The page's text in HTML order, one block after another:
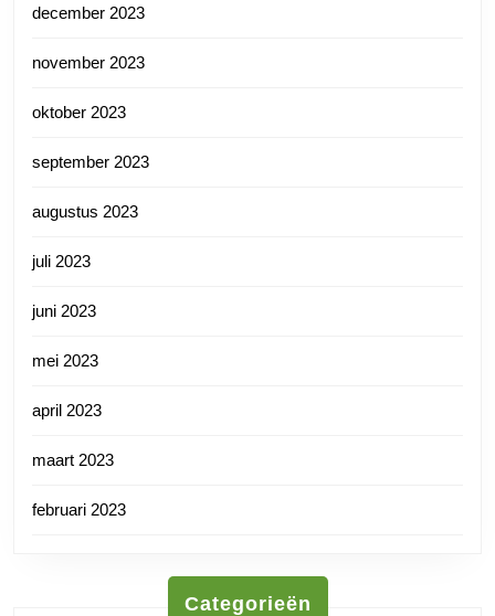
december 2023
november 2023
oktober 2023
september 2023
augustus 2023
juli 2023
juni 2023
mei 2023
april 2023
maart 2023
februari 2023
Categorieën